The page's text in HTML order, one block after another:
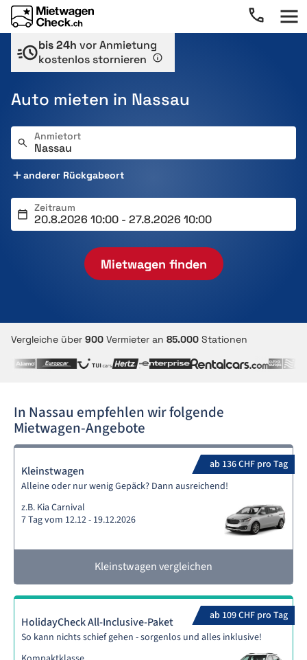
bis 24h vor Anmietung
kostenlos stornieren
Auto mieten in Nassau
Anmietort
anderer Rückgabeort
Zeitraum
Mietwagen finden
Vergleiche über 900 Vermieter an 85.000 Stationen
In Nassau empfehlen wir folgende
Mietwagen-Angebote
ab 136 CHF pro Tag
Kleinstwagen
Alleine oder nur wenig Gepäck? Dann ausreichend!
z.B. Kia Carnival
7 Tag vom 12.12 - 19.12.2026
Kleinstwagen vergleichen
ab 109 CHF pro Tag
HolidayCheck All-Inclusive-Paket
So kann nichts schief gehen - sorgenlos und alles inklusive!